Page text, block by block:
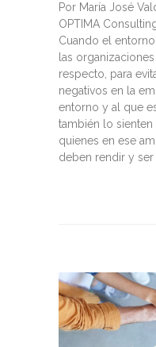
Por María José
OPTIMA
Cuando el
las
respecto, para
negativos en la
entorno y al que
también lo
quienes en ese
deben rendir y ser